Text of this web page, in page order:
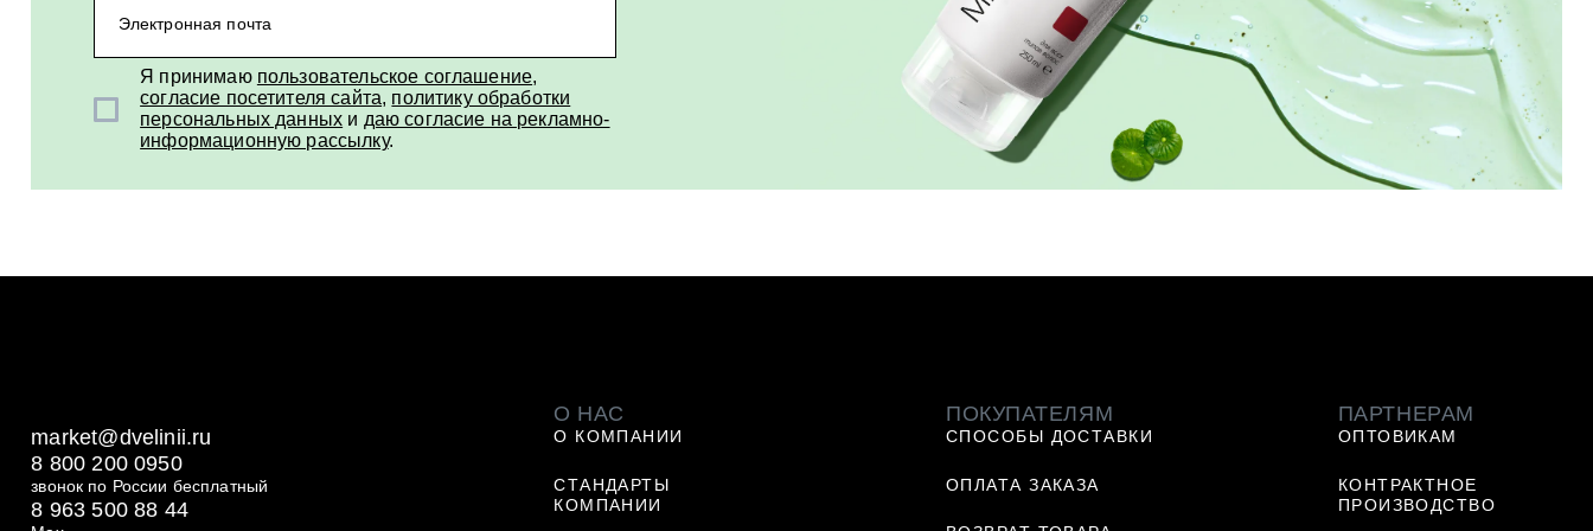
Электронная почта
Я принимаю пользовательское соглашение,
согласие посетителя сайта, политику обработки
персональных данных и даю согласие на рекламно-
информационную рассылку.
market@dvelinii.ru
8 800 200 0950
звонок по России бесплатный
8 963 500 88 44
О НАС
О КОМПАНИИ
СТАНДАРТЫ
КОМПАНИИ
ПОКУПАТЕЛЯМ
СПОСОБЫ ДОСТАВКИ
ОПЛАТА ЗАКАЗА
ПАРТНЕРАМ
ОПТОВИКАМ
КОНТРАКТНОЕ
ПРОИЗВОДСТВО